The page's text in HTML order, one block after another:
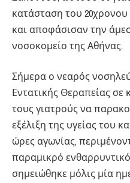
κατάσταση του 20χρονου
και αποφάσισαν την
νοσοκομείο της Αθήνας.
Σήμερα ο νεαρός
Εντατικής Θεραπείας
τους γιατρούς να
εξέλιξη της υγείας του
ώρες αγωνίας,
παραμικρό
σημειώθηκε μόλις μία